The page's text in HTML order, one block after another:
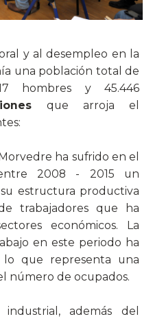
y al desempleo en la
una población total de
hombres y 45.446
que arroja el
ha sufrido en el
2008 - 2015 un
estructura productiva
trabajadores que ha
económicos. La
en este periodo ha
lo que representa una
número de ocupados.
además del